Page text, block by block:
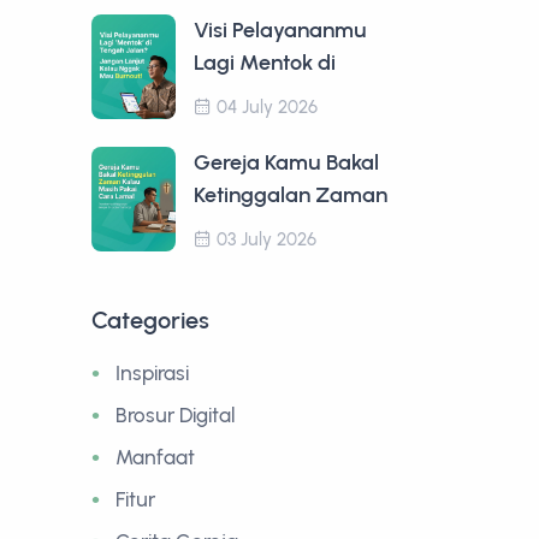
Visi Pelayananmu
Lagi Mentok di
04 July 2026
Gereja Kamu Bakal
Ketinggalan Zaman
03 July 2026
Categories
Inspirasi
Brosur Digital
Manfaat
Fitur